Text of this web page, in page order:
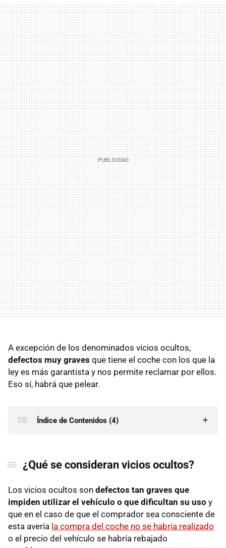
A excepción de los denominados vicios ocultos,
defectos muy graves que tiene el coche con los que la
ley es más garantista y nos permite reclamar por ellos.
Eso sí, habrá que pelear.
Índice de Contenidos (4)
Cuánto tiempo tengo para reclamar vicios ocultos
Cómo denunciar vicios ocultos de un coche
¿Qué tipos de acuerdos hay?
¿Qué se consideran vicios ocultos?
Los vicios ocultos son defectos tan graves que
impiden utilizar el vehículo o que dificultan su uso y
que en el caso de que el comprador sea consciente de
esta avería la compra del coche no se habría realizado
o el precio del vehículo se habría rebajado